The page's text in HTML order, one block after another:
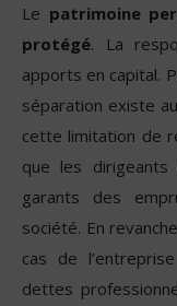
Le patrimoine
protégé. La
apports en capital.
séparation existe
cette limitation de
que les
garants des
société. En
cas de
dettes